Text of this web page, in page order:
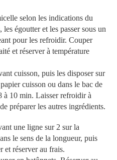
selon les indications du
égoutter et les passer sous un
pour les refroidir. Couper
et réserver à température
cuisson, puis les disposer sur
cuisson ou dans le bac de
à 10 min. Laisser refroidir à
préparer les autres ingrédients.
une ligne sur 2 sur la
le sens de la longueur, puis
et réserver au frais.